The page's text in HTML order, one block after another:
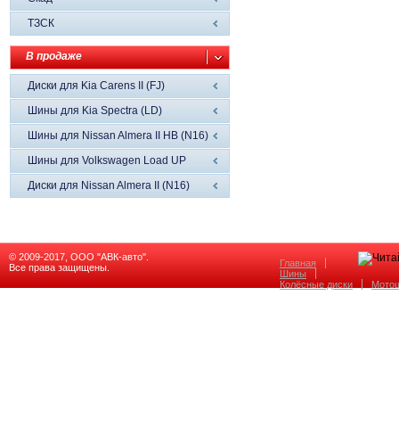
ТЗСК
В продаже
Диски для Kia Carens II (FJ)
Шины для Kia Spectra (LD)
Шины для Nissan Almera II HB (N16)
Шины для Volkswagen Load UP
Диски для Nissan Almera II (N16)
© 2009-2017, ООО "АВК-авто".
Все права защищены.
Главная
Шины
Колёсные диски